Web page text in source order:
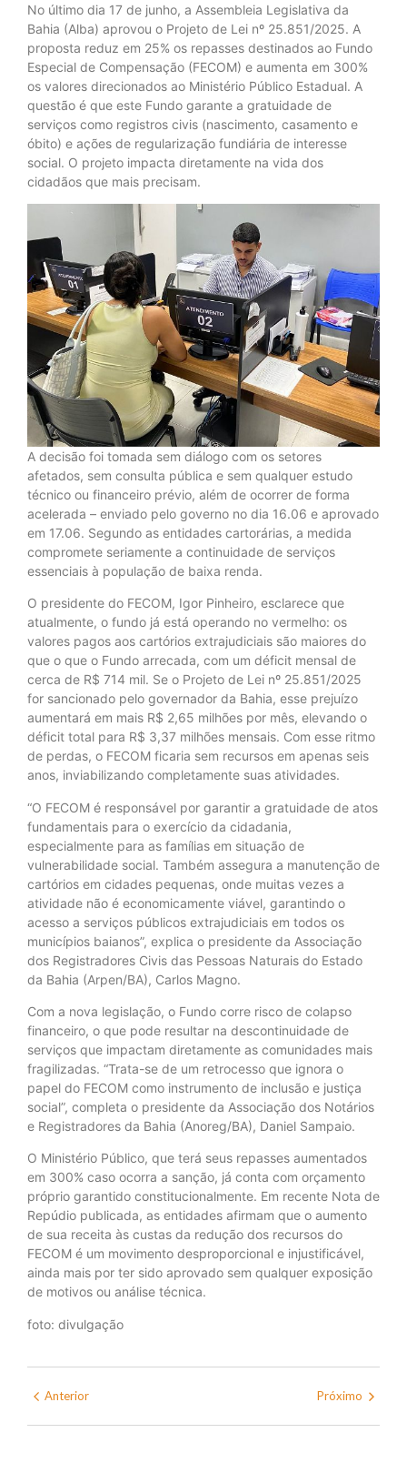
No último dia 17 de junho, a Assembleia Legislativa da
Bahia (Alba) aprovou o Projeto de Lei nº 25.851/2025. A
proposta reduz em 25% os repasses destinados ao Fundo
Especial de Compensação (FECOM) e aumenta em 300%
os valores direcionados ao Ministério Público Estadual. A
questão é que este Fundo garante a gratuidade de
serviços como registros civis (nascimento, casamento e
óbito) e ações de regularização fundiária de interesse
social. O projeto impacta diretamente na vida dos
cidadãos que mais precisam.
A decisão foi tomada sem diálogo com os setores
afetados, sem consulta pública e sem qualquer estudo
técnico ou financeiro prévio, além de ocorrer de forma
acelerada – enviado pelo governo no dia 16.06 e aprovado
em 17.06. Segundo as entidades cartorárias, a medida
compromete seriamente a continuidade de serviços
essenciais à população de baixa renda.
O presidente do FECOM, Igor Pinheiro, esclarece que
atualmente, o fundo já está operando no vermelho: os
valores pagos aos cartórios extrajudiciais são maiores do
que o que o Fundo arrecada, com um déficit mensal de
cerca de R$ 714 mil. Se o Projeto de Lei nº 25.851/2025
for sancionado pelo governador da Bahia, esse prejuízo
aumentará em mais R$ 2,65 milhões por mês, elevando o
déficit total para R$ 3,37 milhões mensais. Com esse ritmo
de perdas, o FECOM ficaria sem recursos em apenas seis
anos, inviabilizando completamente suas atividades.
“O FECOM é responsável por garantir a gratuidade de atos
fundamentais para o exercício da cidadania,
especialmente para as famílias em situação de
vulnerabilidade social. Também assegura a manutenção de
cartórios em cidades pequenas, onde muitas vezes a
atividade não é economicamente viável, garantindo o
acesso a serviços públicos extrajudiciais em todos os
municípios baianos”, explica o presidente da Associação
dos Registradores Civis das Pessoas Naturais do Estado
da Bahia (Arpen/BA), Carlos Magno.
Com a nova legislação, o Fundo corre risco de colapso
financeiro, o que pode resultar na descontinuidade de
serviços que impactam diretamente as comunidades mais
fragilizadas. “Trata-se de um retrocesso que ignora o
papel do FECOM como instrumento de inclusão e justiça
social”, completa o presidente da Associação dos Notários
e Registradores da Bahia (Anoreg/BA), Daniel Sampaio.
O Ministério Público, que terá seus repasses aumentados
em 300% caso ocorra a sanção, já conta com orçamento
próprio garantido constitucionalmente. Em recente Nota de
Repúdio publicada, as entidades afirmam que o aumento
de sua receita às custas da redução dos recursos do
FECOM é um movimento desproporcional e injustificável,
ainda mais por ter sido aprovado sem qualquer exposição
de motivos ou análise técnica.
foto: divulgação
Anterior Próximo